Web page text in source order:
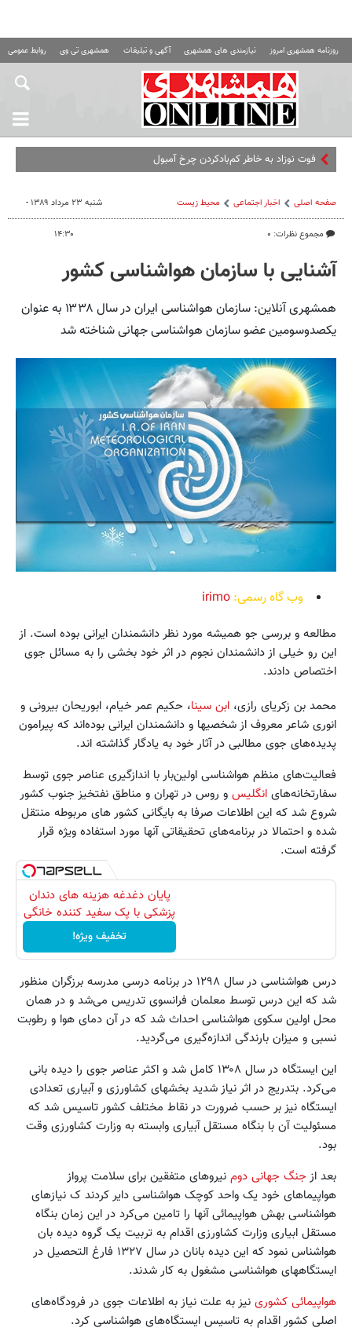
روزنامه همشهری امروز نیازمندی های همشهری آگهی و تبلیغات همشهری تی وی روابط عمومی
فوت نوزاد به خاطر کم‌بادکردن چرخ آمبولانس؛ در زمان عص
صفحه اصلی اخبار اجتماعی محیط زیست
مجموع نظرات: ۰
شنبه ۲۳ مرداد ۱۳۸۹ -
۱۴:۳۰
آشنایی با سازمان هواشناسی کشور
همشهری آنلاین: سازمان هواشناسی ایران در سال ۱۳۳۸ به عنوان
یکصدوسومین عضو سازمان هواشناسی جهانی شناخته شد
وب گاه رسمی: irimo
مطالعه و بررسی جو همیشه مورد نظر دانشمندان ایرانی بوده است. از
این رو خیلی از دانشمندان نجوم در اثر خود بخشی را به مسائل جوی
اختصاص دادند.
محمد بن زکریای رازی، ابن سینا، حکیم عمر خیام، ابوریحان بیرونی و
انوری شاعر معروف از شخصیها و دانشمندان ایرانی بوده‌اند که پیرامون
پدیده‌های جوی مطالبی در آثار خود به یادگار گذاشته اند.
فعالیت‌های منظم هواشناسی اولین‌بار با اندازگیری عناصر جوی توسط
سفارتخانه‌های انگلیس و روس در تهران و مناطق نفتخیز جنوب کشور
شروع شد که این اطلاعات صرفا به بایگانی کشور های مربوطه منتقل
شده و احتمالا در برنامه‌های تحقیقاتی آنها مورد استفاده ویژه قرار
گرفته است.
پایان دغدغه هزینه های دندان
پزشکی با پک سفید کننده خانگی
تخفیف ویژه!
درس هواشناسی در سال ۱۲۹۸ در برنامه درسی مدرسه برزگران منظور
شد که این درس توسط معلمان فرانسوی تدریس می‌شد و در همان
محل اولین سکوی هواشناسی احداث شد که در آن دمای هوا و رطوبت
نسبی و میزان بارندگی اندازه‌گیری می‌گردید.
این ایستگاه در سال ۱۳۰۸ کامل شد و اکثر عناصر جوی را دیده بانی
می‌کرد. بتدریج در اثر نیاز شدید بخشهای کشاورزی و آبیاری تعدادی
ایستگاه نیز بر حسب ضرورت در نقاط مختلف کشور تاسیس شد که
مسئولیت آن با بنگاه مستقل آبیاری وابسته به وزارت کشاورزی وقت
بود.
بعد ازجنگ جهانی دوم نیروهای متفقین برای سلامت پرواز
هواپیماهای خود یک واحد کوچک هواشناسی دایر کردند ک نیازهای
هواشناسی بهش هواپیمائی آنها را تامین می‌کرد در این زمان بنگاه
مستقل ابیاری وزارت کشاورزی اقدام به تربیت یک گروه دیده بان
هواشناس نمود که این دیده بانان در سال ۱۳۲۷ فارغ التحصیل در
ایستگاههای هواشناسی مشغول به کار شدند.
هواپیمائی کشوری نیز به علت نیاز به اطلاعات جوی در فرودگاه‌های
اصلی کشور اقدام به تاسیس ایستگاه‌های هواشناسی کرد.